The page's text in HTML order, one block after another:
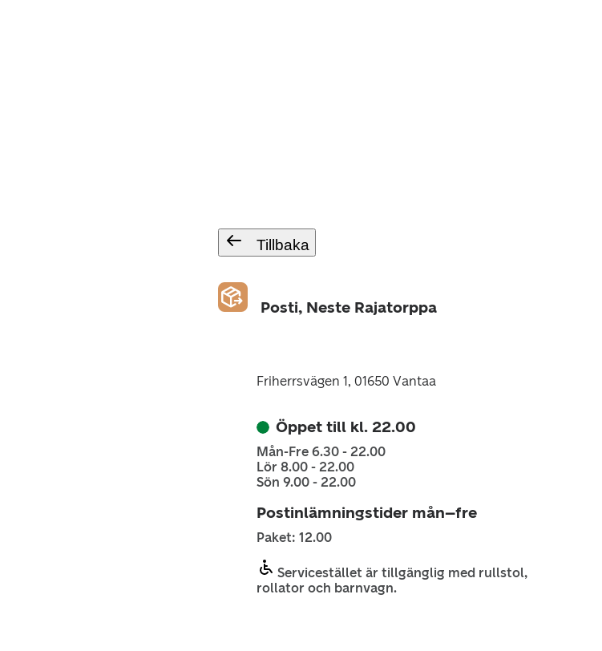
Tillbaka
Posti, Neste Rajatorppa
Friherrsvägen 1, 01650 Vantaa
Öppet till kl. 22.00
Mån-Fre 6.30 - 22.00
Lör 8.00 - 22.00
Sön 9.00 - 22.00
Postinlämningstider mån–fre
Paket: 12.00
Servicestället är tillgänglig med rullstol,
rollator och barnvagn.